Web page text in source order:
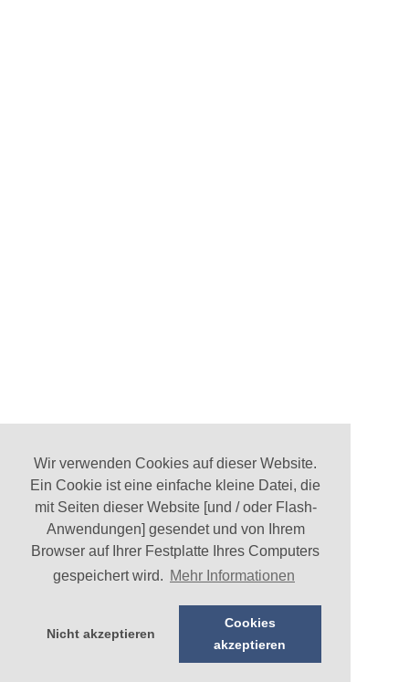
Wir verwenden Cookies auf dieser Website.
Ein Cookie ist eine einfache kleine Datei, die
mit Seiten dieser Website [und / oder Flash-
Anwendungen] gesendet und von Ihrem
Browser auf Ihrer Festplatte Ihres Computers
gespeichert wird. Mehr Informationen
Nicht akzeptieren
Cookies
akzeptieren